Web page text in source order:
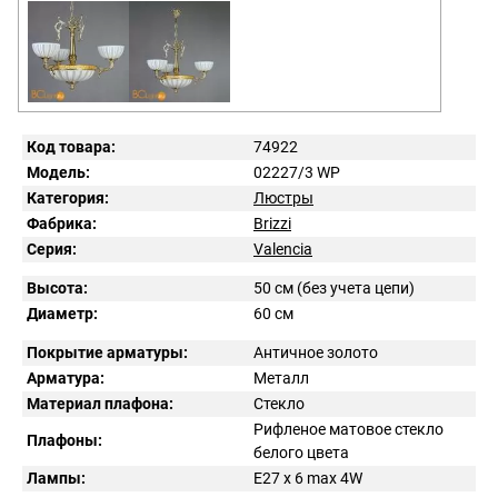
Код товара:
74922
Модель:
02227/3 WP
Категория:
Люстры
Фабрика:
Brizzi
Серия:
Valencia
Высота:
50 см (без учета цепи)
Диаметр:
60 см
Покрытие арматуры:
Античное золото
Арматура:
Металл
Материал плафона:
Стекло
Плафоны:
Рифленое матовое стекло
белого цвета
Лампы:
E27 x 6 max 4W